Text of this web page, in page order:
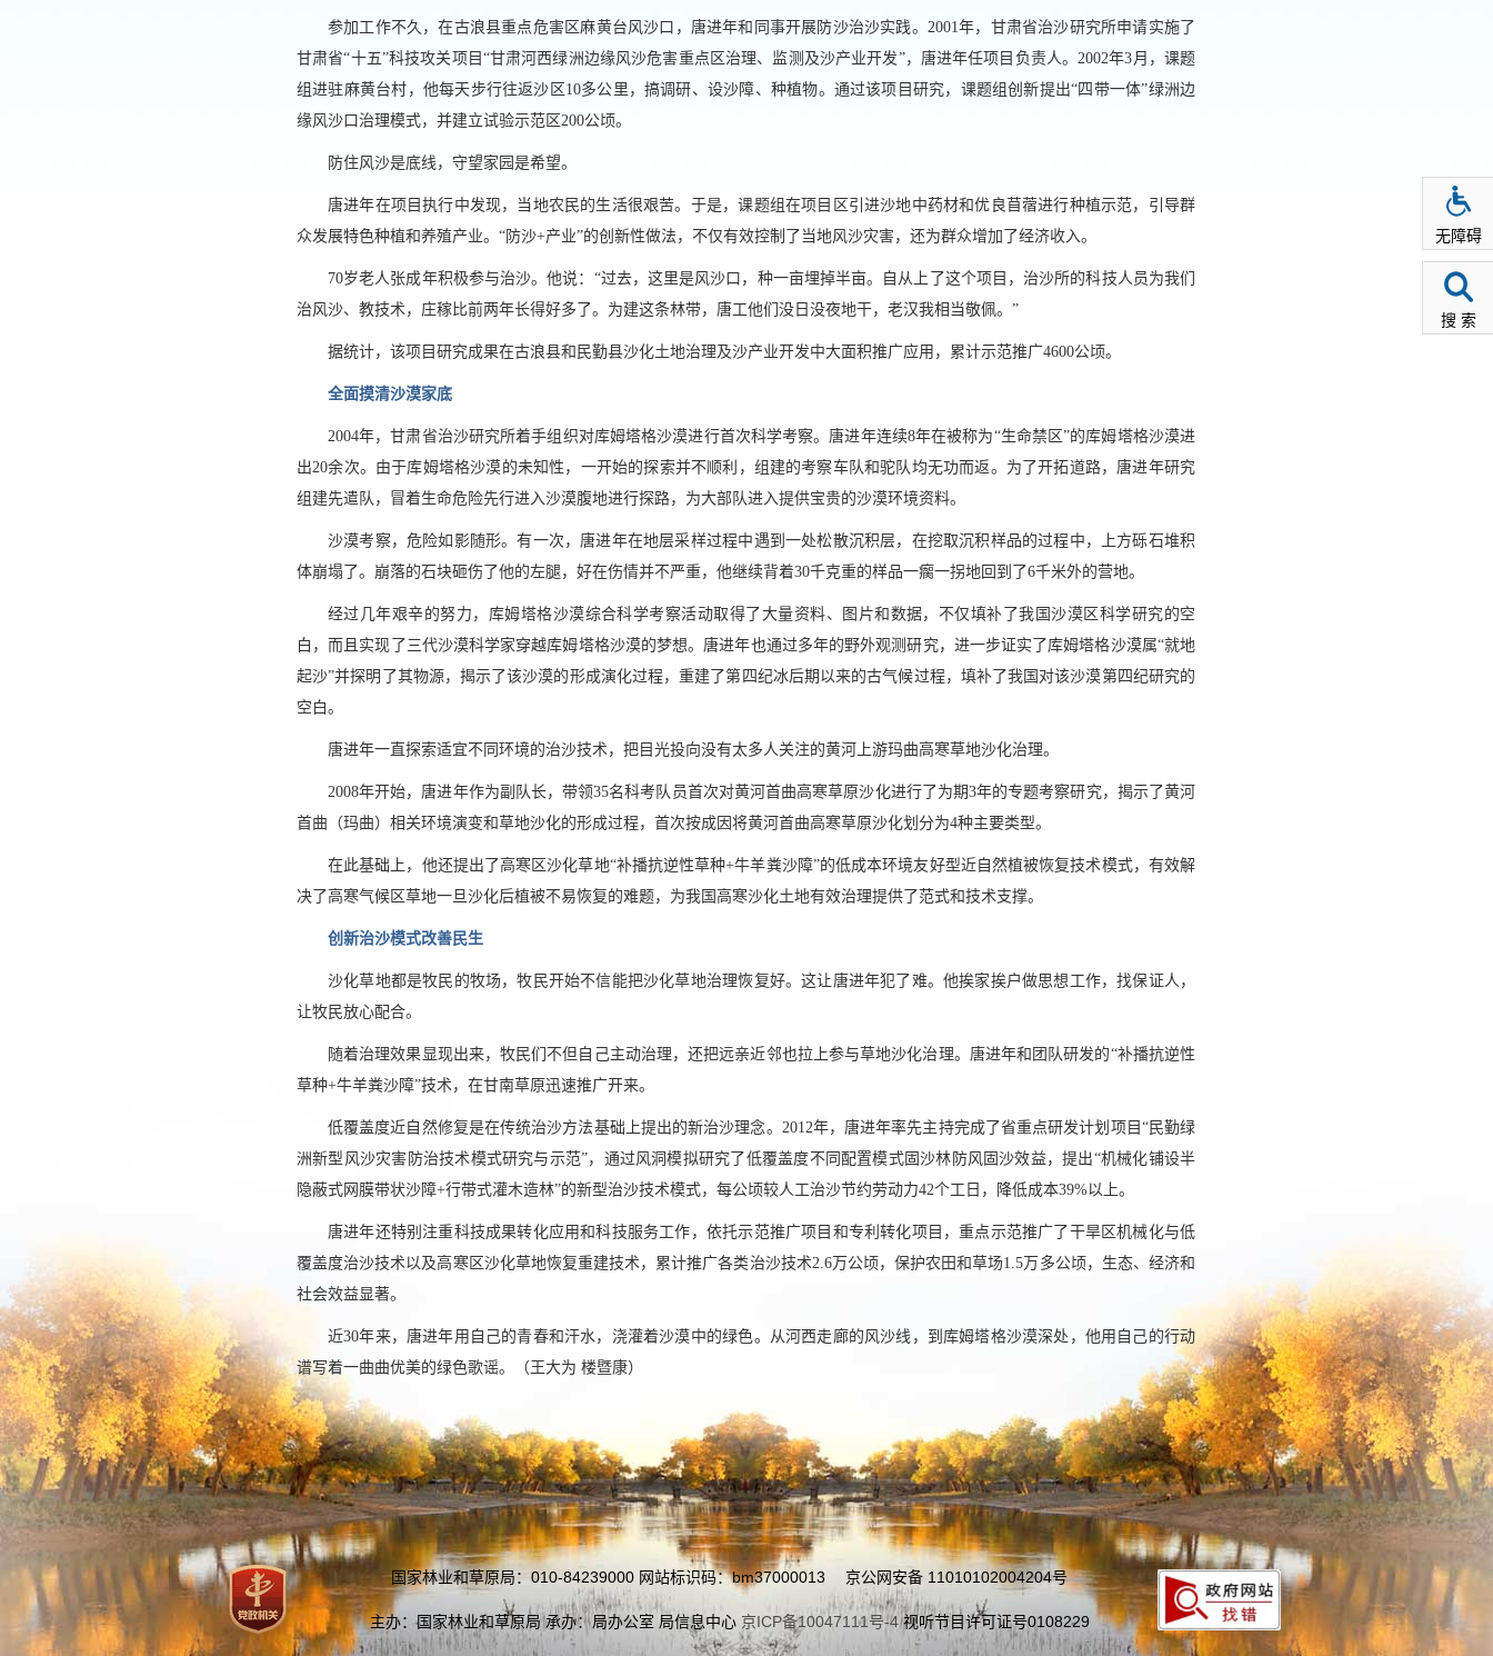
参加工作不久，在古浪县重点危害区麻黄台风沙口，唐进年和同事开展防沙治沙实践。2001年，甘肃省治沙研究所申请实施了
甘肃省“十五”科技攻关项目“甘肃河西绿洲边缘风沙危害重点区治理、监测及沙产业开发”，唐进年任项目负责人。2002年3月，课题
组进驻麻黄台村，他每天步行往返沙区10多公里，搞调研、设沙障、种植物。通过该项目研究，课题组创新提出“四带一体”绿洲边
缘风沙口治理模式，并建立试验示范区200公顷。
防住风沙是底线，守望家园是希望。
唐进年在项目执行中发现，当地农民的生活很艰苦。于是，课题组在项目区引进沙地中药材和优良苜蓿进行种植示范，引导群
众发展特色种植和养殖产业。“防沙+产业”的创新性做法，不仅有效控制了当地风沙灾害，还为群众增加了经济收入。
70岁老人张成年积极参与治沙。他说：“过去，这里是风沙口，种一亩埋掉半亩。自从上了这个项目，治沙所的科技人员为我们
治风沙、教技术，庄稼比前两年长得好多了。为建这条林带，唐工他们没日没夜地干，老汉我相当敬佩。”
据统计，该项目研究成果在古浪县和民勤县沙化土地治理及沙产业开发中大面积推广应用，累计示范推广4600公顷。
全面摸清沙漠家底
2004年，甘肃省治沙研究所着手组织对库姆塔格沙漠进行首次科学考察。唐进年连续8年在被称为“生命禁区”的库姆塔格沙漠进
出20余次。由于库姆塔格沙漠的未知性，一开始的探索并不顺利，组建的考察车队和驼队均无功而返。为了开拓道路，唐进年研究
组建先遣队，冒着生命危险先行进入沙漠腹地进行探路，为大部队进入提供宝贵的沙漠环境资料。
沙漠考察，危险如影随形。有一次，唐进年在地层采样过程中遇到一处松散沉积层，在挖取沉积样品的过程中，上方砾石堆积
体崩塌了。崩落的石块砸伤了他的左腿，好在伤情并不严重，他继续背着30千克重的样品一瘸一拐地回到了6千米外的营地。
经过几年艰辛的努力，库姆塔格沙漠综合科学考察活动取得了大量资料、图片和数据，不仅填补了我国沙漠区科学研究的空
白，而且实现了三代沙漠科学家穿越库姆塔格沙漠的梦想。唐进年也通过多年的野外观测研究，进一步证实了库姆塔格沙漠属“就地
起沙”并探明了其物源，揭示了该沙漠的形成演化过程，重建了第四纪冰后期以来的古气候过程，填补了我国对该沙漠第四纪研究的
空白。
唐进年一直探索适宜不同环境的治沙技术，把目光投向没有太多人关注的黄河上游玛曲高寒草地沙化治理。
2008年开始，唐进年作为副队长，带领35名科考队员首次对黄河首曲高寒草原沙化进行了为期3年的专题考察研究，揭示了黄河
首曲（玛曲）相关环境演变和草地沙化的形成过程，首次按成因将黄河首曲高寒草原沙化划分为4种主要类型。
在此基础上，他还提出了高寒区沙化草地“补播抗逆性草种+牛羊粪沙障”的低成本环境友好型近自然植被恢复技术模式，有效解
决了高寒气候区草地一旦沙化后植被不易恢复的难题，为我国高寒沙化土地有效治理提供了范式和技术支撑。
创新治沙模式改善民生
沙化草地都是牧民的牧场，牧民开始不信能把沙化草地治理恢复好。这让唐进年犯了难。他挨家挨户做思想工作，找保证人，
让牧民放心配合。
随着治理效果显现出来，牧民们不但自己主动治理，还把远亲近邻也拉上参与草地沙化治理。唐进年和团队研发的“补播抗逆性
草种+牛羊粪沙障”技术，在甘南草原迅速推广开来。
低覆盖度近自然修复是在传统治沙方法基础上提出的新治沙理念。2012年，唐进年率先主持完成了省重点研发计划项目“民勤绿
洲新型风沙灾害防治技术模式研究与示范”，通过风洞模拟研究了低覆盖度不同配置模式固沙林防风固沙效益，提出“机械化铺设半
隐蔽式网膜带状沙障+行带式灌木造林”的新型治沙技术模式，每公顷较人工治沙节约劳动力42个工日，降低成本39%以上。
唐进年还特别注重科技成果转化应用和科技服务工作，依托示范推广项目和专利转化项目，重点示范推广了干旱区机械化与低
覆盖度治沙技术以及高寒区沙化草地恢复重建技术，累计推广各类治沙技术2.6万公顷，保护农田和草场1.5万多公顷，生态、经济和
社会效益显著。
近30年来，唐进年用自己的青春和汗水，浇灌着沙漠中的绿色。从河西走廊的风沙线，到库姆塔格沙漠深处，他用自己的行动
谱写着一曲曲优美的绿色歌谣。（ 王大为 楼暨康）
国家林业和草原局：010-84239000 网站标识码：bm37000013 京公网安备 11010102004204号
主办：国家林业和草原局 承办：局办公室 局信息中心 京ICP备10047111号-4视听节目许可证号0108229
无障碍
搜 索